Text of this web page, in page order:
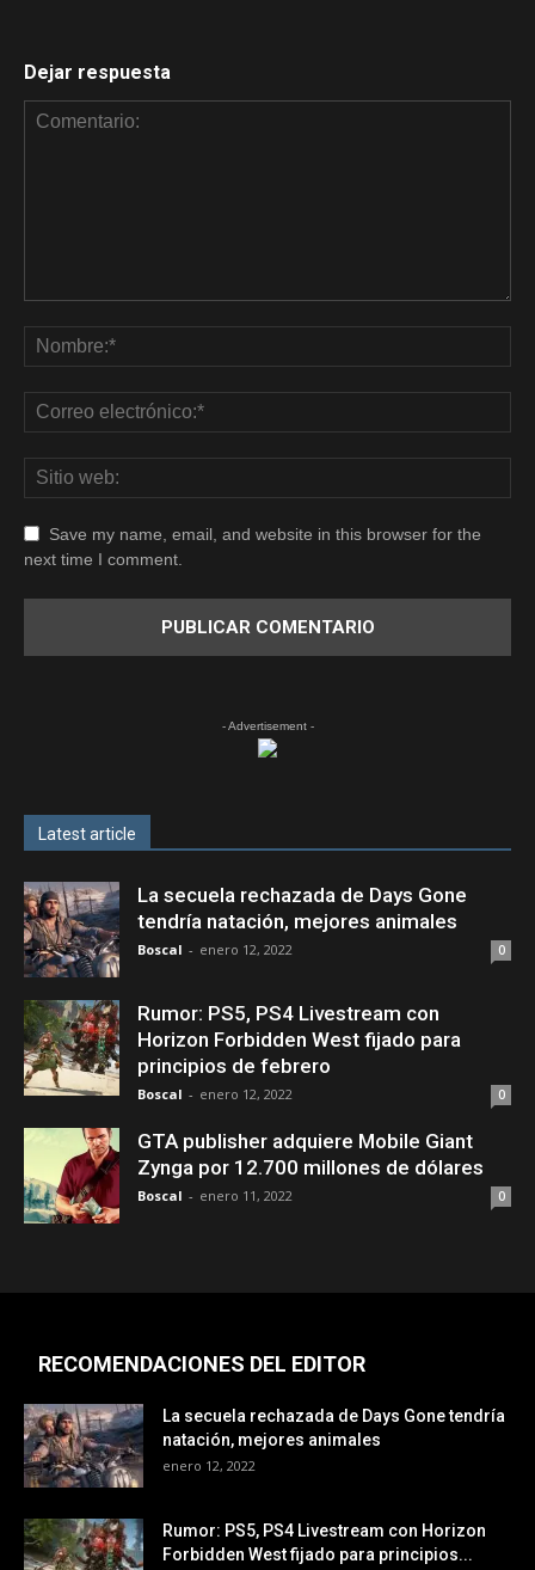
Dejar respuesta
Save my name, email, and website in this browser for the
next time I comment.
- Advertisement -
Latest article
La secuela rechazada de Days Gone
tendría natación, mejores animales
Boscal - enero 12, 2022 0
Rumor: PS5, PS4 Livestream con
Horizon Forbidden West fijado para
principios de febrero
Boscal - enero 12, 2022 0
GTA publisher adquiere Mobile Giant
Zynga por 12.700 millones de dólares
Boscal - enero 11, 2022 0
RECOMENDACIONES DEL EDITOR
La secuela rechazada de Days Gone tendría
natación, mejores animales
enero 12, 2022
Rumor: PS5, PS4 Livestream con Horizon
Forbidden West fijado para principios...